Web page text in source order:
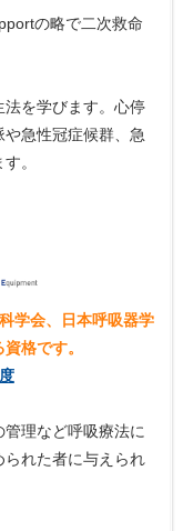
の略で二次救命
を学びます。心停
急性冠症候群、急
。
学会、日本呼吸器学
格です。
理など呼吸療法に
れた者に与えられ